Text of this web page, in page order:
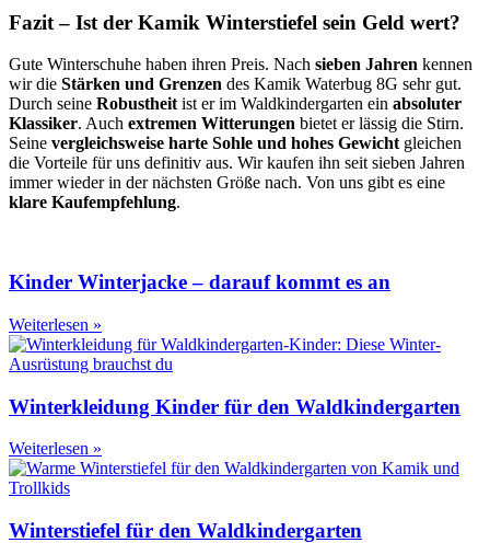
Fazit – Ist der Kamik Winterstiefel sein Geld wert?
Gute Winterschuhe haben ihren Preis. Nach sieben Jahren kennen
wir die Stärken und Grenzen des Kamik Waterbug 8G sehr gut.
Durch seine Robustheit ist er im Waldkindergarten ein absoluter
Klassiker. Auch extremen Witterungen bietet er lässig die Stirn.
Seine vergleichsweise harte Sohle und hohes Gewicht gleichen
die Vorteile für uns definitiv aus. Wir kaufen ihn seit sieben Jahren
immer wieder in der nächsten Größe nach. Von uns gibt es eine
klare Kaufempfehlung.
Kinder Winterjacke – darauf kommt es an
Weiterlesen »
Winterkleidung Kinder für den Waldkindergarten
Weiterlesen »
Winterstiefel für den Waldkindergarten